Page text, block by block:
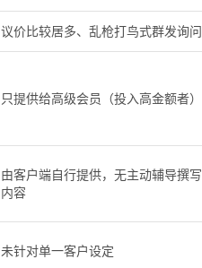
议价比较居多、乱枪打鸟式群发询问
只提供给高级会员（投入高金额者）
由客户端自行提供，无主动辅导撰写
内容
未针对单一客户设定